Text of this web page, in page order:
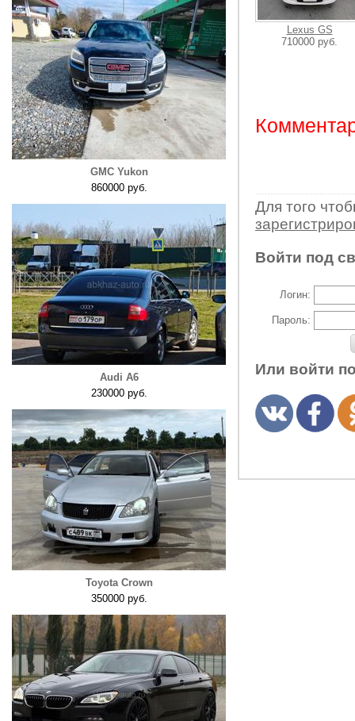
GMC Yukon
860000 руб.
Audi A6
230000 руб.
Toyota Crown
350000 руб.
Lexus GS
710000 руб.
Для того
Войти под
Логин:
Пароль:
Или войти